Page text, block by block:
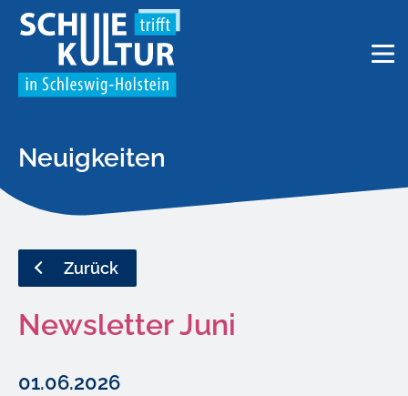
AKTUELLES
ÜBER UNS
Neuigkeiten
Zurück
Newsletter Juni
01.06.2026